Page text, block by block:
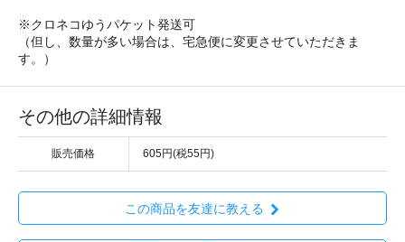
※クロネコゆうパケット発送可
（但し、数量が多い場合は、宅急便に変更させていただきま
す。）
その他の詳細情報
販売価格 605円(税55円)
この商品を友達に教える